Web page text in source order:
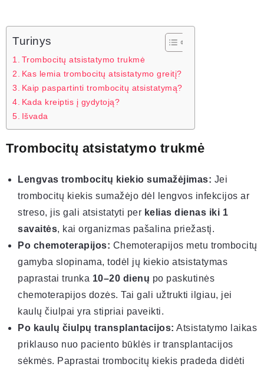
Turinys
Trombocitų atsistatymo trukmė
Kas lemia trombocitų atsistatymo greitį?
Kaip paspartinti trombocitų atsistatymą?
Kada kreiptis į gydytoją?
Išvada
Trombocitų atsistatymo trukmė
Lengvas trombocitų kiekio sumažėjimas: Jei
trombocitų kiekis sumažėjo dėl lengvos infekcijos ar
streso, jis gali atsistatyti per kelias dienas iki 1
savaitės, kai organizmas pašalina priežastį.
Po chemoterapijos: Chemoterapijos metu trombocitų
gamyba slopinama, todėl jų kiekio atsistatymas
paprastai trunka 10–20 dienų po paskutinės
chemoterapijos dozės. Tai gali užtrukti ilgiau, jei
kaulų čiulpai yra stipriai paveikti.
Po kaulų čiulpų transplantacijos: Atsistatymo laikas
priklauso nuo paciento būklės ir transplantacijos
sėkmės. Paprastai trombocitų kiekis pradeda didėti